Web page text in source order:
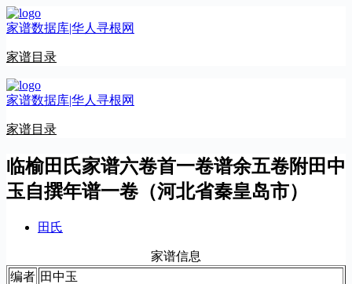
跳
至
容
家谱数据库|华人寻根网
家谱目录
家谱数据库|华人寻根网
家谱目录
临榆田氏家谱六卷首一卷谱余五卷附田中
玉自撰年谱一卷（河北省秦皇岛市）
田氏
家谱信息
编者 田中玉